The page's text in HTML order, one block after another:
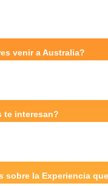
venir a Australia?
te interesan?
sobre la Experiencia